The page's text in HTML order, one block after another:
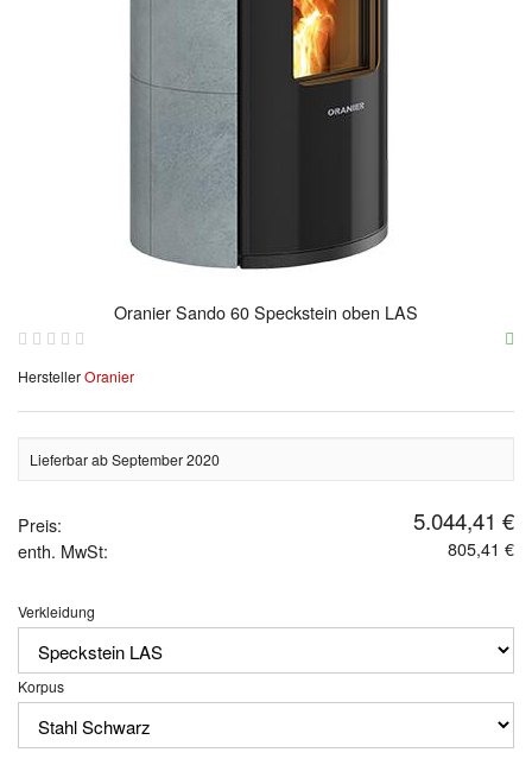
Oranier Sando 60 Speckstein oben LAS
HerstellerOranier
Lieferbar ab September 2020
Preis: 5.044,41 €
enth. MwSt: 805,41 €
Verkleidung
Korpus